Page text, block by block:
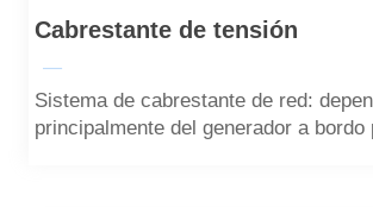
Cabrestante de tensión
—
Sistema de cabrestante de red:
principalmente del generador a bordo